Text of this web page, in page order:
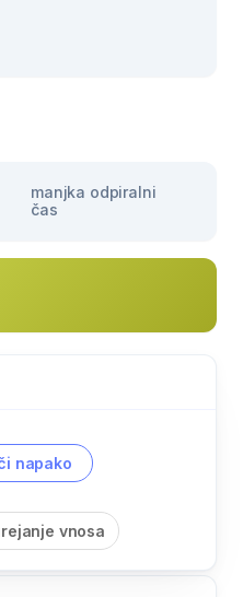
manjka odpiralni
čas
napako
vnosa